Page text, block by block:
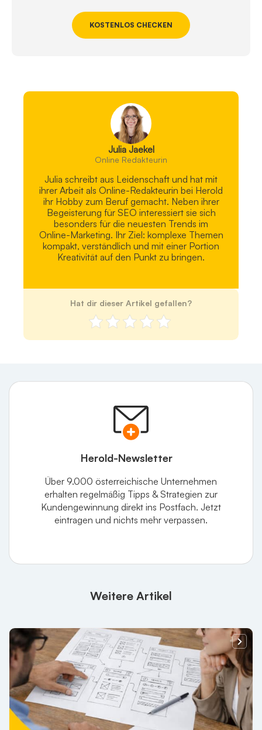
KOSTENLOS CHECKEN
Julia Jaekel
Online Redakteurin
Julia schreibt aus Leidenschaft und hat mit
ihrer Arbeit als Online-Redakteurin bei Herold
ihr Hobby zum Beruf gemacht. Neben ihrer
Begeisterung für SEO interessiert sie sich
besonders für die neuesten Trends im
Online-Marketing. Ihr Ziel: komplexe Themen
kompakt, verständlich und mit einer Portion
Kreativität auf den Punkt zu bringen.
Hat dir dieser Artikel gefallen?
Herold-Newsletter
Über 9.000 österreichische Unternehmen
erhalten regelmäßig Tipps & Strategien zur
Kundengewinnung direkt ins Postfach. Jetzt
eintragen und nichts mehr verpassen.
Weitere Artikel